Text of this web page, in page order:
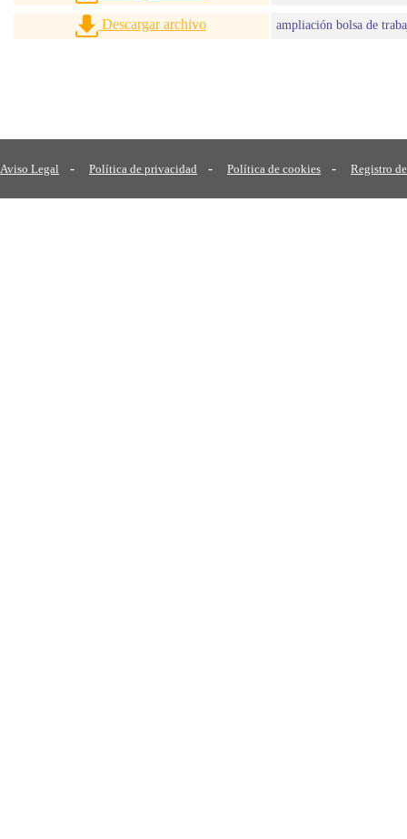
Descargar archivo ampliación bolsa de
Aviso Legal - Política de privacidad - Política de cookies - Registro